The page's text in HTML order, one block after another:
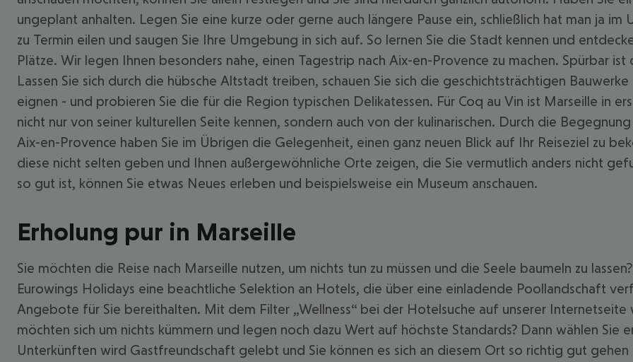
ungeplant anhalten. Legen Sie eine kurze oder gerne auch längere Pause ein, schließlich hat man ja im
zu Termin eilen und saugen Sie Ihre Umgebung in sich auf. So lernen Sie die Stadt kennen und
Plätze. Wir legen Ihnen besonders nahe, einen Tagestrip nach Aix-en-Provence zu machen. Spürbar
Lassen Sie sich durch die hübsche Altstadt treiben, schauen Sie sich die geschichtsträchtigen
eignen - und probieren Sie die für die Region typischen Delikatessen. Für Coq au Vin ist Marseille in
nicht nur von seiner kulturellen Seite kennen, sondern auch von der kulinarischen. Durch die
Aix-en-Provence haben Sie im Übrigen die Gelegenheit, einen ganz neuen Blick auf Ihr Reiseziel zu
diese nicht selten geben und Ihnen außergewöhnliche Orte zeigen, die Sie vermutlich anders nicht
so gut ist, können Sie etwas Neues erleben und beispielsweise ein Museum anschauen.
Erholung pur in Marseille
Sie möchten die Reise nach Marseille nutzen, um nichts tun zu müssen und die Seele baumeln zu
Eurowings Holidays eine beachtliche Selektion an Hotels, die über eine einladende Poollandschaft
Angebote für Sie bereithalten. Mit dem Filter „Wellness“ bei der Hotelsuche auf unserer
möchten sich um nichts kümmern und legen noch dazu Wert auf höchste Standards? Dann wählen Sie
Unterkünften wird Gastfreundschaft gelebt und Sie können es sich an diesem Ort so richtig gut